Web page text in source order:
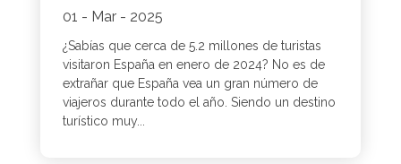
01 - Mar - 2025
¿Sabías que cerca de 5.2 millones de turistas
visitaron España en enero de 2024? No es de
extrañar que España vea un gran número de
viajeros durante todo el año. Siendo un destino
turístico muy...